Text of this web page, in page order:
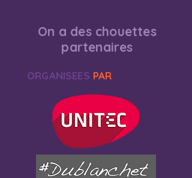
On a des chouettes
partenaires
ORGANISEES PAR